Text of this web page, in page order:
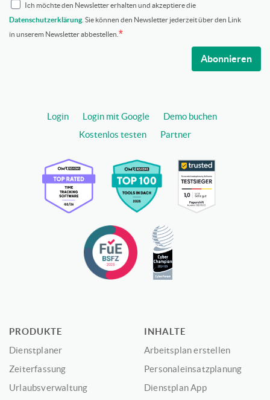
Ich möchte den Newsletter erhalten und akzeptiere die
Datenschutzerklärung . Sie können den Newsletter jederzeit über den Link
in unserem Newsletter abbestellen.
Abonnieren
Login Login mit Google
Demo buchen
Kostenlos testen
Partner
PRODUKTE
Dienstplaner
Zeiterfassung
Urlaubsverwaltung
INHALTE
Arbeitsplan erstellen
Personaleinsatzplanung
Dienstplan App